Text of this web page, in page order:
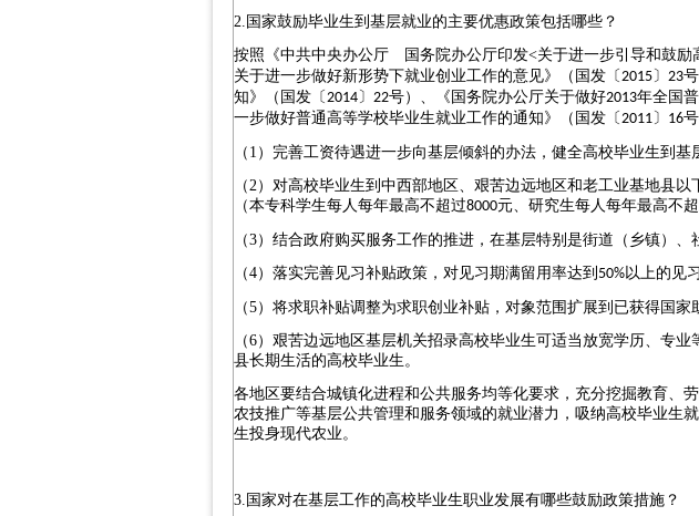
2. 国家鼓励毕业生到基层就业的主要优惠政策包括哪些？
按照《中共中央办公厅 国务院办公厅印发<关于进一步引导和鼓
关于进一步做好新形势下就业创业工作的意见》（国发〔2015 〕23
知》（国发〔2014 〕22号）、《国务院办公厅关于做好2013年全国
一步做好普通高等学校毕业生就业工作的通知》（国发〔2011 〕 16
（ 1 ）完善工资待遇进一步向基层倾斜的办法，健全高校毕业生到
（2）对高校毕业生到中西部地区、艰苦边远地区和老工业基地县
（本专科学生每人每年最高不超过8000元、研究生每人每年最高不
（3）结合政府购买服务工作的推进，在基层特别是街道（乡镇）
（4）落实完善见习补贴政策，对见习期满留用率达到 50%以上的见
（5）将求职补贴调整为求职创业补贴，对象范围扩展到已获得国家
（6）艰苦边远地区基层机关招录高校毕业生可适当放宽学历、专
县长期生活的高校毕业生。
各地区要结合城镇化进程和公共服务均等化要求，充分挖掘教育、
农技推广等基层公共管理和服务领域的就业潜力，吸纳高校毕业生
生投身现代农业。
3. 国家对在基层工作的高校毕业生职业发展有哪些鼓励政策措施？